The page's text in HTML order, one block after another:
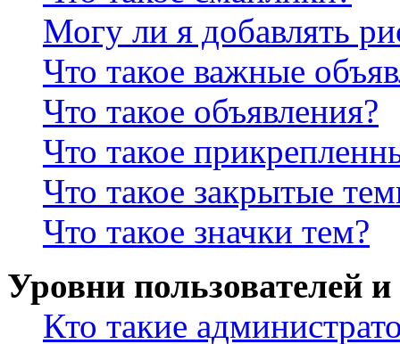
Могу ли я добавлять
Что такое важные
Что такое объявления?
Что такое
Что такое закрытые
Что такое значки тем?
Уровни пользователей
Кто такие